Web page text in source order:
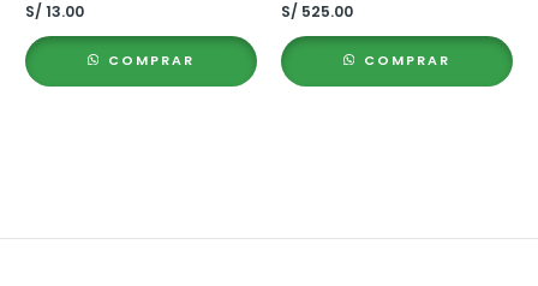
S/ 13.00
COMPRAR
S/ 525.00
COMPRAR